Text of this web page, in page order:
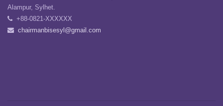
Alampur, Sylhet.
+88-0821-XXXXXX
chairmanbisesyl@gmail.com